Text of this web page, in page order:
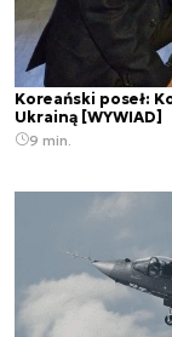
Koreański poseł:
Ukrainą [WYWIAD]
9 min.